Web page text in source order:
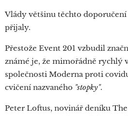
Vlády většinu těchto
přijaly.
Přestože Event 201 vzbudil
známé je, že mimořádně rychlý
společnosti Moderna proti
cvičení nazvaného "stopky".
Peter Loftus, novinář deníku